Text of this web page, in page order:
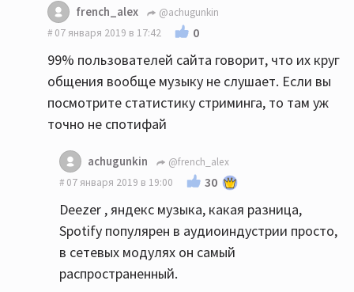
french_alex
@achugunkin
07 января 2019 в 17:42
0
99% пользователей сайта говорит, что их круг
общения вообще музыку не слушает. Если вы
посмотрите статистику стриминга, то там уж
точно не спотифай
achugunkin
@french_alex
07 января 2019 в 19:00
30
Deezer , яндекс музыка, какая разница,
Spotify популярен в аудиоиндустрии просто,
в сетевых модулях он самый
распространенный.